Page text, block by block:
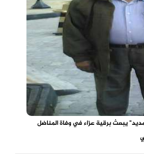
يبعث برقية عزاء في وفاة المناضل